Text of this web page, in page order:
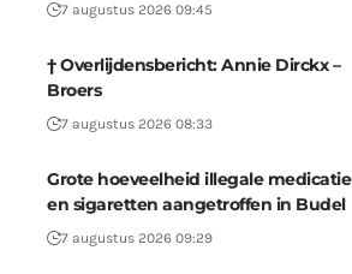
7 augustus 2026 09:45
† Overlijdensbericht: Annie Dirckx –
Broers
7 augustus 2026 08:33
Grote hoeveelheid illegale medicatie
en sigaretten aangetroffen in Budel
7 augustus 2026 09:29